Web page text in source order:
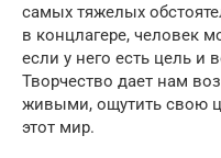
самых тяжелых
в концлагере, человек
если у него есть цель
Творчество дает нам
живыми, ощутить свою
этот мир.